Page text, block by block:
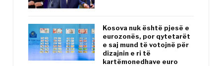
Kosova nuk është pjesë e
eurozonës, por qytetarët
e saj mund të votojnë për
dizajnin e ri të
kartëmonedhave euro